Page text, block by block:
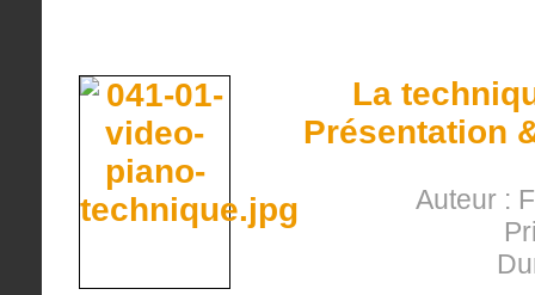
La
Présentation
Auteur :